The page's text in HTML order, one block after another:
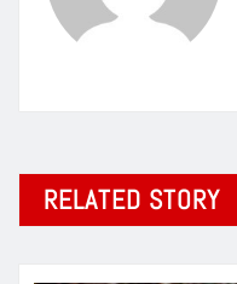
RELATED STORY